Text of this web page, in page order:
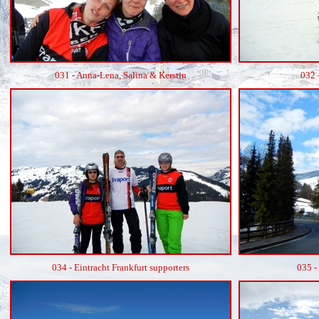
031 - Anna-Lena, Salina & Kerstin 032
034 - Eintracht Frankfurt supporters 035